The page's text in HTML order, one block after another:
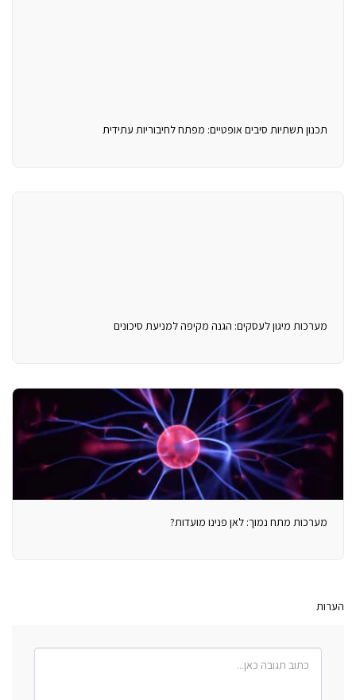
תכנון תשתיות סיבים אופטיים: מפתח לחיבוריות עתידית
מערכות מיגון לעסקים: הגנה מקיפה למניעת סיכונים
מערכות מתח נמוך: לאן פנינו מועדות?
הערות